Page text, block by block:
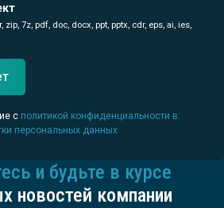
7z, pdf, doc, docx, ppt, pptx, cdr, eps, ai, ies,
с политикой конфиденциальности в
персональных данных
и будьте в курсе
новостей компании